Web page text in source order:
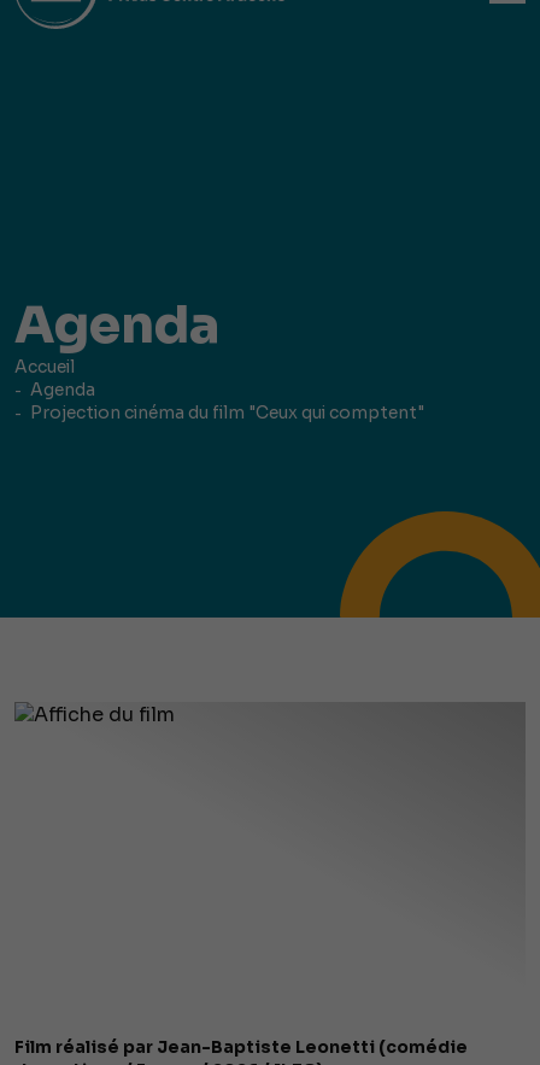
Agenda
Accueil
Agenda
Projection cinéma du film "Ceux qui comptent"
Film réalisé par Jean-Baptiste Leonetti (comédie